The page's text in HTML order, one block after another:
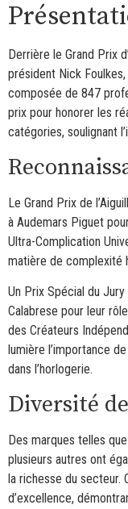
Derrière le Grand Prix
président Nick Foulkes,
composée de 847
prix pour honorer les
catégories, soulignant
Le Grand Prix de
à Audemars Piguet
Ultra-Complication
matière de complexité
Un Prix Spécial du
Calabrese pour leur
des Créateurs
lumière l’importance
dans l’horlogerie.
Diversité
Des marques telles
plusieurs autres ont
la richesse du secteur.
d’excellence,